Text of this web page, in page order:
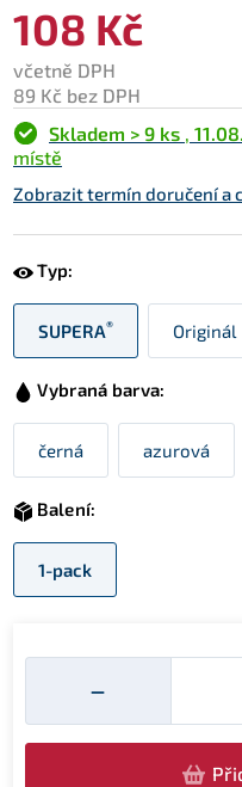
108 Kč
včetně DPH
89 Kč bez DPH
Skladem > 9 ks ,
místě
Zobrazit termín doručení a
Typ:
SUPERA® Originál
Vybraná barva:
černá azurová
Balení:
1-pack
−